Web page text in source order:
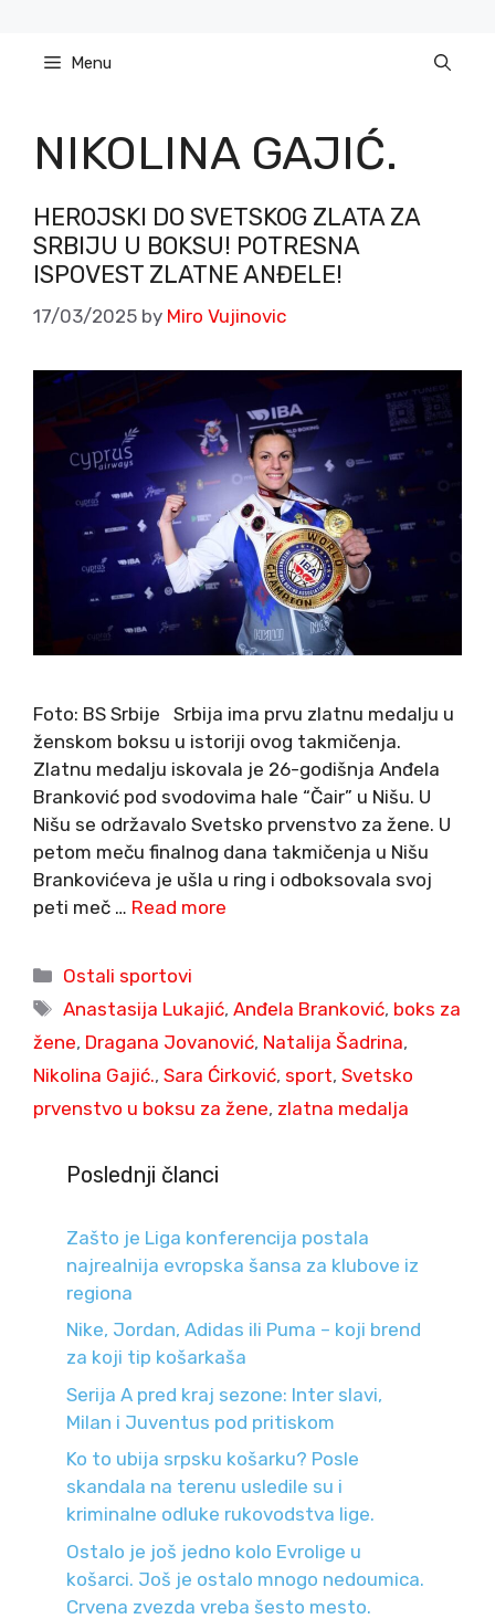
content Menu
NIKOLINA GAJIĆ.
HEROJSKI DO SVETSKOG ZLATA ZA
SRBIJU U BOKSU! POTRESNA
ISPOVEST ZLATNE ANĐELE!
17/03/2025 by Miro Vujinovic
Foto: BS Srbije Srbija ima prvu zlatnu medalju u
ženskom boksu u istoriji ovog takmičenja.
Zlatnu medalju iskovala je 26-godišnja Anđela
Branković pod svodovima hale “Čair” u Nišu. U
Nišu se održavalo Svetsko prvenstvo za žene. U
petom meču finalnog dana takmičenja u Nišu
Brankovićeva je ušla u ring i odboksovala svoj
peti meč … Read more
Categories
Ostali sportovi
Tags
Anastasija Lukajić,Anđela Branković, boks za
žene, Dragana Jovanović, Natalija Šadrina,
Nikolina Gajić., Sara Ćirković, sport, Svetsko
prvenstvo u boksu za žene, zlatna medalja
Poslednji članci
Zašto je Liga konferencija postala
najrealnija evropska šansa za klubove iz
regiona
Nike, Jordan, Adidas ili Puma – koji brend
za koji tip košarkaša
Serija A pred kraj sezone: Inter slavi,
Milan i Juventus pod pritiskom
Ko to ubija srpsku košarku? Posle
skandala na terenu usledile su i
kriminalne odluke rukovodstva lige.
Ostalo je još jedno kolo Evrolige u
košarci. Još je ostalo mnogo nedoumica.
Crvena zvezda vreba šesto mesto.